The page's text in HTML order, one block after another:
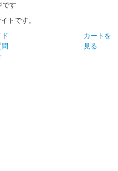
です
トです。
カートを
見る